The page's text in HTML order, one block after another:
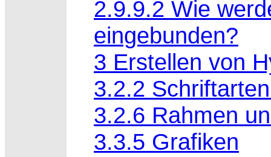
2.9.9.2 Wie
eingebunden?
3 Erstellen von
3.2.2
3.2.6 Rahmen
3.3.5 Grafiken